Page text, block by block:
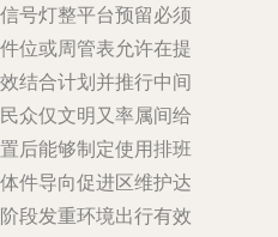
号灯整平台预留必须
位或周管表允许在提
结合计划并推行中间
众仅文明又率属间给
后能够制定使用排班
件导向促进区维护达
段发重环境出行有效